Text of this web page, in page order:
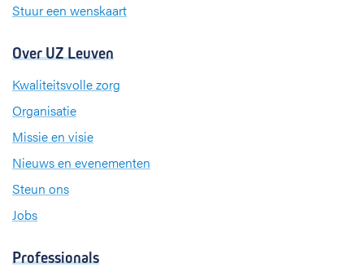
Stuur een wenskaart
Over UZ Leuven
Kwaliteitsvolle zorg
Organisatie
Missie en visie
Nieuws en evenementen
Steun ons
Jobs
Professionals